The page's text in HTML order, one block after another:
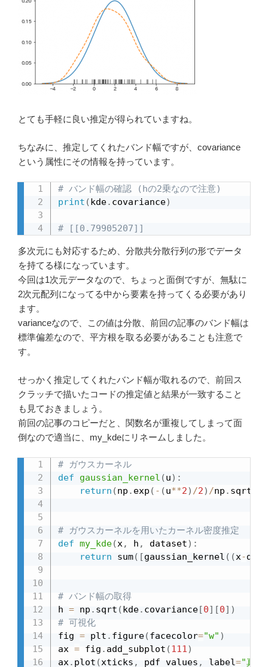
とても手軽に良い推定が得られていますね。
ちなみに、推定してくれたバンド幅ですが、covariance
という属性にその情報を持っています。
# バンド幅の確認 (hの2乗なので注意)
print (kde. covariance)
# [[0.79905207]]
多次元にも対応するため、分散共分散行列の形でデータ
を持てる様になっています。
今回は1次元データなので、ちょっと面倒ですが、無駄に
2次元配列になってる中から要素を持ってくる必要があり
ます。
varianceなので、この値は分散、前回の記事のバンド幅は
標準偏差なので、平方根を取る必要があることも注意で
す。
せっかく推定してくれたバンド幅が取れるので、前回ス
クラッチで描いたコードの推定値と結果が一致すること
も見ておきましょう。
前回の記事のコピーだと、関数名が重複してしまって面
倒なので適当に、my_kdeにリネームしました。
# ガウスカーネル
def
gaussian_kernel (u) :
return (np . exp ( - (u**2) /2) /np . sqrt
# ガウスカーネルを用いたカーネル密度推定
def my_kde(x, h , dataset) :
return sum( [gaussian_kernel ( (x-d
# バンド幅の取得
h = np . sqrt (kde. covariance[0] [0] )
# 可視化
fig = plt . figure(facecolor="w" )
ax = fig . add_subplot (111)
ax. plot (xticks , pdf_values , label="真の